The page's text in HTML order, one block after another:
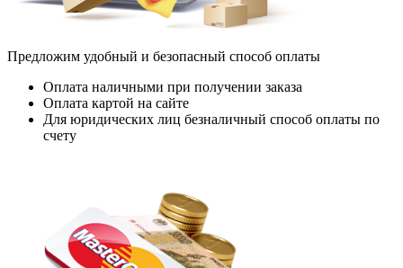
Предложим удобный и безопасный способ оплаты
Оплата наличными при получении заказа
Оплата картой на сайте
Для юридических лиц безналичный способ оплаты по
счету